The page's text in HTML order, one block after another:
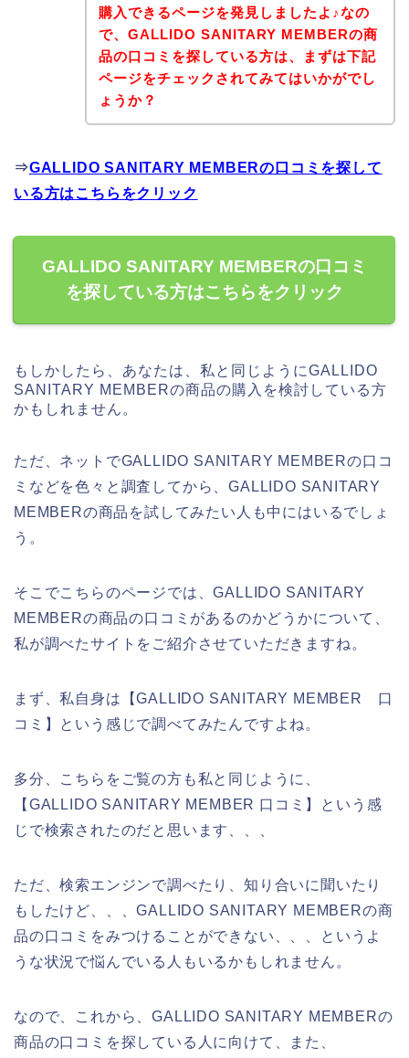
購入できるページを発見しましたよ♪なの
で、GALLIDO SANITARY MEMBERの商
品の口コミを探している方は、まずは下記
ページをチェックされてみてはいかがでし
ょうか？
⇒GALLIDO SANITARY MEMBERの口コミを探して
いる方はこちらをクリック
GALLIDO SANITARY MEMBERの口コミ
を探している方はこちらをクリック
もしかしたら、あなたは、私と同じようにGALLIDO
SANITARY MEMBERの商品の購入を検討している方
かもしれません。
ただ、ネットでGALLIDO SANITARY MEMBERの口コ
ミなどを色々と調査してから、GALLIDO SANITARY
MEMBERの商品を試してみたい人も中にはいるでしょ
う。
そこでこちらのページでは、GALLIDO SANITARY
MEMBERの商品の口コミがあるのかどうかについて、
私が調べたサイトをご紹介させていただきますね。
まず、私自身は【GALLIDO SANITARY MEMBER 口
コミ】という感じで調べてみたんですよね。
多分、こちらをご覧の方も私と同じように、
【GALLIDO SANITARY MEMBER 口コミ】という感
じで検索されたのだと思います、、、
ただ、検索エンジンで調べたり、知り合いに聞いたり
もしたけど、、、GALLIDO SANITARY MEMBERの商
品の口コミをみつけることができない、、、というよ
うな状況で悩んでいる人もいるかもしれません。
なので、これから、GALLIDO SANITARY MEMBERの
商品の口コミを探している人に向けて、また、